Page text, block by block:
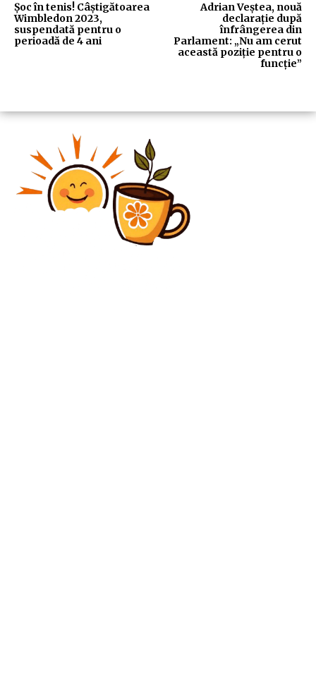
Șoc în tenis! Câștigătoarea
Wimbledon 2023,
suspendată pentru o
perioadă de 4 ani
Adrian Veștea, nouă
declarație după
înfrângerea din
Parlament: „Nu am cerut
această poziție pentru o
funcție”